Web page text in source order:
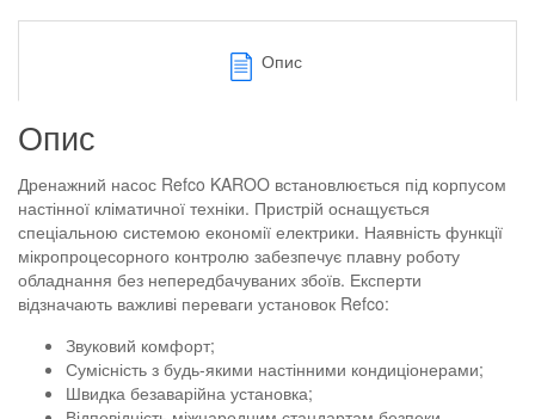
Опис
Опис
Дренажний насос Refco KAROO встановлюється під корпусом
настінної кліматичної техніки. Пристрій оснащується
спеціальною системою економії електрики. Наявність функції
мікропроцесорного контролю забезпечує плавну роботу
обладнання без непередбачуваних збоїв. Експерти
відзначають важливі переваги установок Refco:
Звуковий комфорт;
Сумісність з будь-якими настінними кондиціонерами;
Швидка безаварійна установка;